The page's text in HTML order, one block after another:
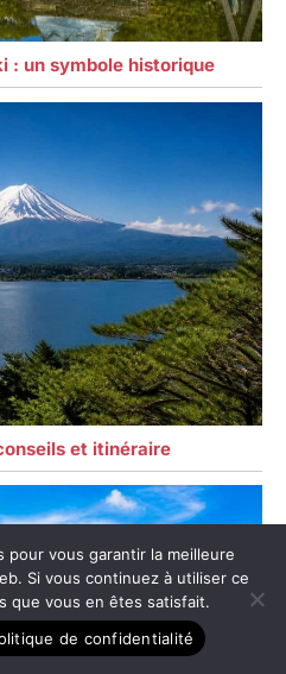
: un symbole historique
et itinéraire
pour vous garantir la meilleure
Si vous continuez à utiliser ce
que vous en êtes satisfait.
de confidentialité